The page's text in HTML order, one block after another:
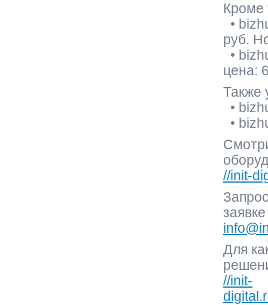
Кроме
•
руб.
•
цена:
Также
•
•
//init-
Для
//init-